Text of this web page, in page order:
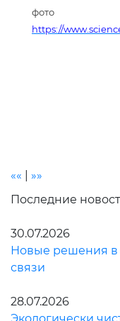
фото
https://
|
Последние
30.07.2026
Новые решения в
связи
28.07.2026
Экологически